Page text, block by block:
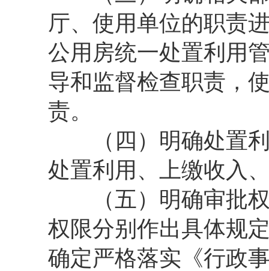
厅、使用单位的职责
公用房统一处置利用
导和监督检查职责，
责。
（四）明确处置利
处置利用、上缴收入
（五）明确审批权
权限分别作出具体规
确定严格落实《行政